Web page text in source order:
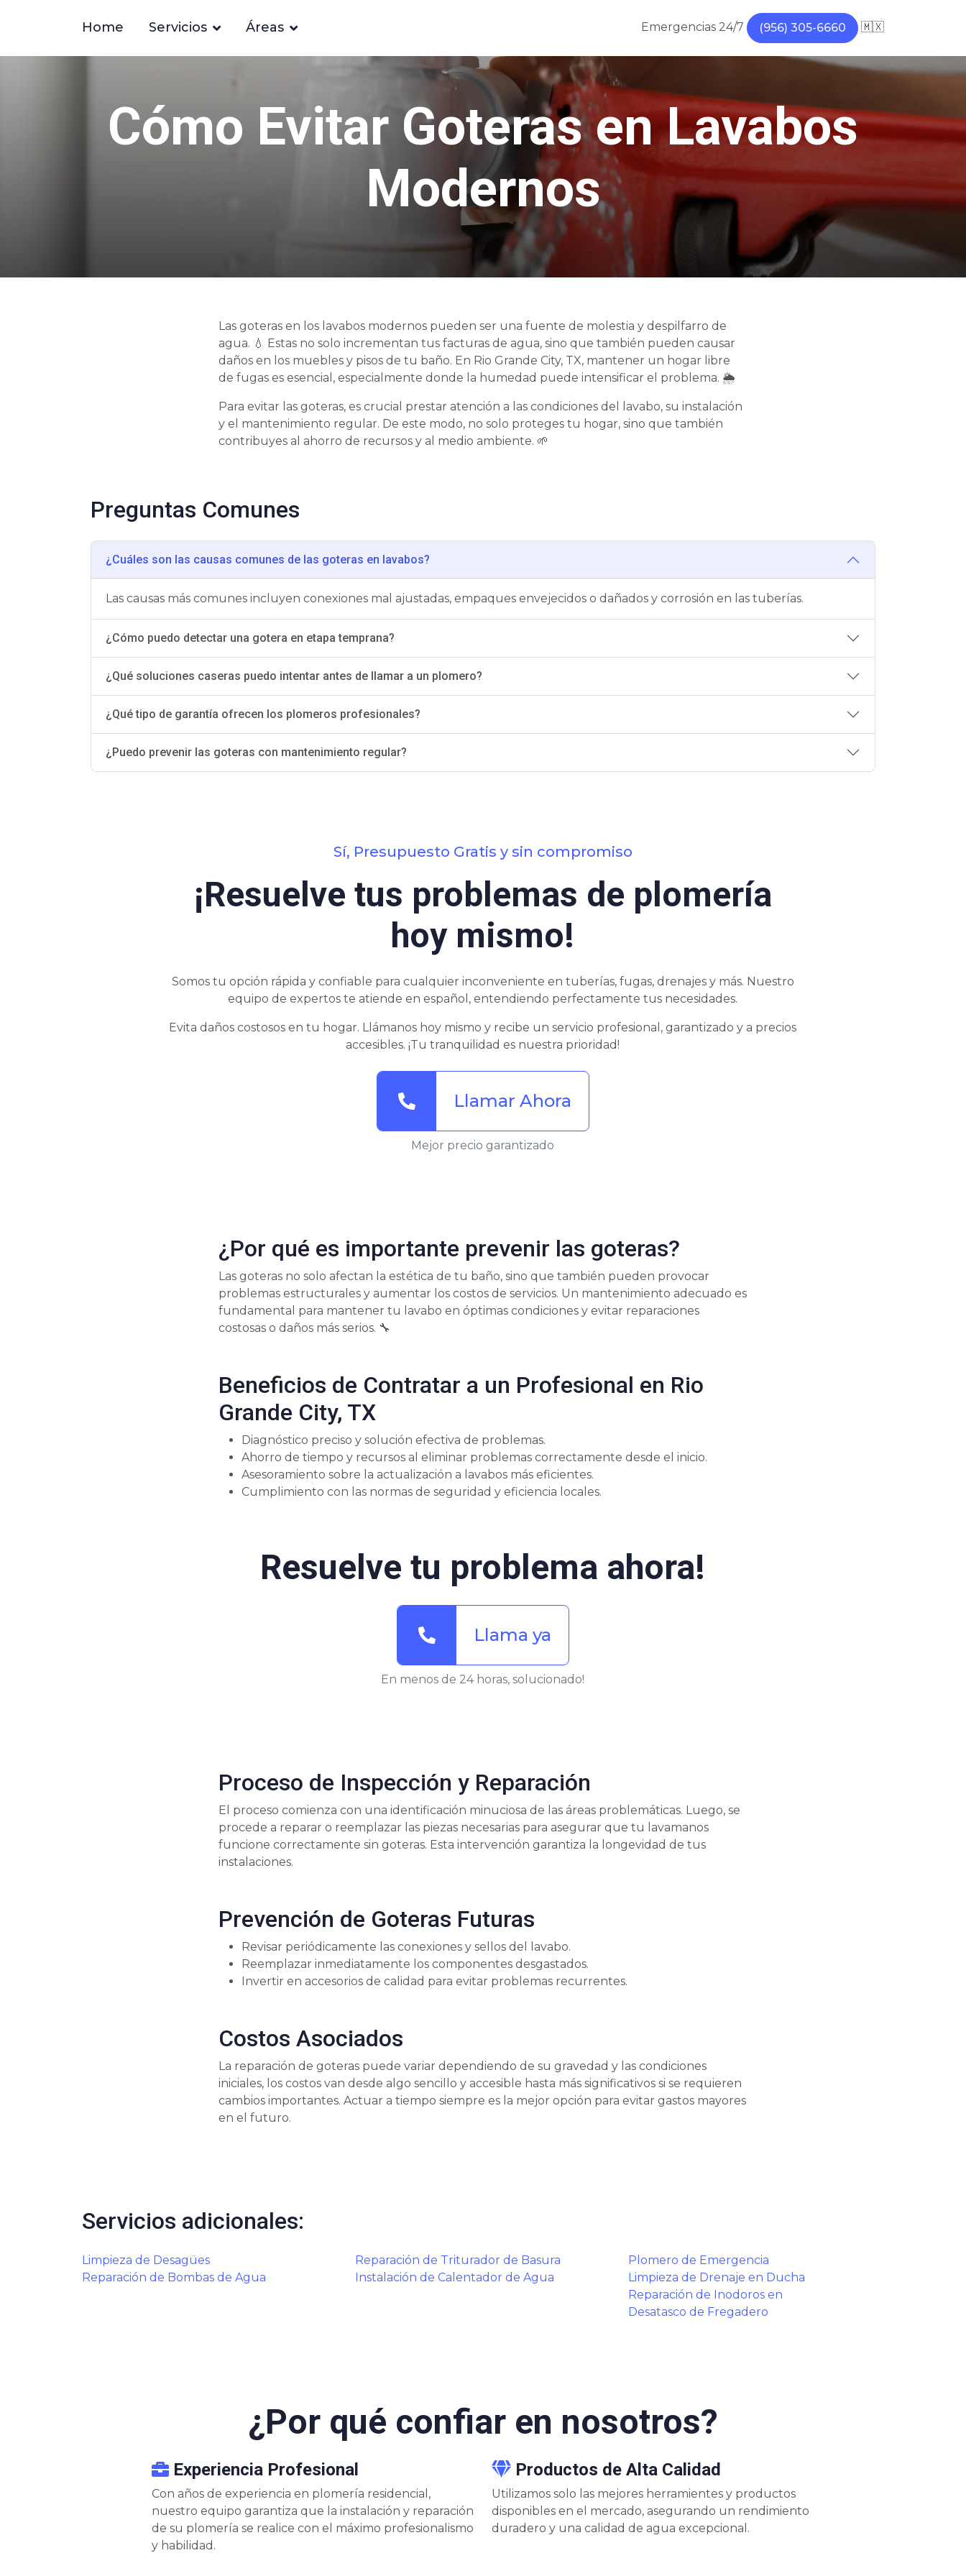
Home Servicios Áreas Emergencias 24/7 (956) 305-6660 🇲🇽
Cómo Evitar Goteras en Lavabos
Modernos
Las goteras en los lavabos modernos pueden ser una fuente de molestia y despilfarro de
agua. 💧 Estas no solo incrementan tus facturas de agua, sino que también pueden causar
daños en los muebles y pisos de tu baño. En Rio Grande City, TX, mantener un hogar libre
de fugas es esencial, especialmente donde la humedad puede intensificar el problema. 🌦️
Para evitar las goteras, es crucial prestar atención a las condiciones del lavabo, su instalación
y el mantenimiento regular. De este modo, no solo proteges tu hogar, sino que también
contribuyes al ahorro de recursos y al medio ambiente. 🌱
Preguntas Comunes
¿Cuáles son las causas comunes de las goteras en lavabos?
Las causas más comunes incluyen conexiones mal ajustadas, empaques envejecidos o dañados y corrosión en las tuberías.
¿Cómo puedo detectar una gotera en etapa temprana?
¿Qué soluciones caseras puedo intentar antes de llamar a un plomero?
¿Qué tipo de garantía ofrecen los plomeros profesionales?
¿Puedo prevenir las goteras con mantenimiento regular?
Sí, Presupuesto Gratis y sin compromiso
¡Resuelve tus problemas de plomería
hoy mismo!
Somos tu opción rápida y confiable para cualquier inconveniente en tuberías, fugas, drenajes y más. Nuestro
equipo de expertos te atiende en español, entendiendo perfectamente tus necesidades.
Evita daños costosos en tu hogar. Llámanos hoy mismo y recibe un servicio profesional, garantizado y a precios
accesibles. ¡Tu tranquilidad es nuestra prioridad!
Llamar Ahora
Mejor precio garantizado
¿Por qué es importante prevenir las goteras?
Las goteras no solo afectan la estética de tu baño, sino que también pueden provocar
problemas estructurales y aumentar los costos de servicios. Un mantenimiento adecuado es
fundamental para mantener tu lavabo en óptimas condiciones y evitar reparaciones
costosas o daños más serios. 🔧
Beneficios de Contratar a un Profesional en Rio
Grande City, TX
Diagnóstico preciso y solución efectiva de problemas.
Ahorro de tiempo y recursos al eliminar problemas correctamente desde el inicio.
Asesoramiento sobre la actualización a lavabos más eficientes.
Cumplimiento con las normas de seguridad y eficiencia locales.
Resuelve tu problema ahora!
Llama ya
En menos de 24 horas, solucionado!
Proceso de Inspección y Reparación
El proceso comienza con una identificación minuciosa de las áreas problemáticas. Luego, se
procede a reparar o reemplazar las piezas necesarias para asegurar que tu lavamanos
funcione correctamente sin goteras. Esta intervención garantiza la longevidad de tus
instalaciones.
Prevención de Goteras Futuras
Revisar periódicamente las conexiones y sellos del lavabo.
Reemplazar inmediatamente los componentes desgastados.
Invertir en accesorios de calidad para evitar problemas recurrentes.
Costos Asociados
La reparación de goteras puede variar dependiendo de su gravedad y las condiciones
iniciales, los costos van desde algo sencillo y accesible hasta más significativos si se requieren
cambios importantes. Actuar a tiempo siempre es la mejor opción para evitar gastos mayores
en el futuro.
Servicios adicionales:
Limpieza de Desagües
Reparación de Bombas de Agua
Reparación de Triturador de Basura
Instalación de Calentador de Agua
Plomero de Emergencia
Limpieza de Drenaje en Ducha
Reparación de Inodoros en
Desatasco de Fregadero
¿Por qué confiar en nosotros?
Experiencia Profesional
Con años de experiencia en plomería residencial,
nuestro equipo garantiza que la instalación y reparación
de su plomería se realice con el máximo profesionalismo
y habilidad.
Productos de Alta Calidad
Utilizamos solo las mejores herramientes y productos
disponibles en el mercado, asegurando un rendimiento
duradero y una calidad de agua excepcional.